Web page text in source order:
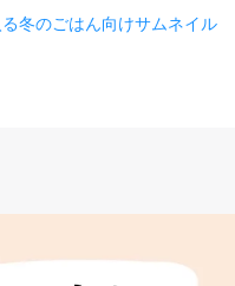
冬のごはん向けサムネイル